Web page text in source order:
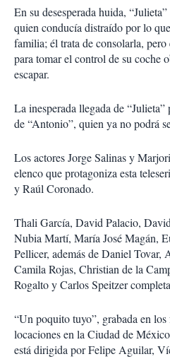
En su desesperada huida,
quien conducía distraído por lo
familia; él trata de consolarla,
para tomar el control de su coche
escapar.
La inesperada llegada de
de “Antonio”, quien ya no podrá
Los actores Jorge Salinas y
elenco que protagoniza esta
y Raúl Coronado.
Thali García, David Palacio,
Nubia Martí, María José Magán,
Pellicer, además de Daniel Tovar,
Camila Rojas, Christian de la
Rogalto y Carlos Speitzer
“Un poquito tuyo”, grabada en
locaciones en la Ciudad de
está dirigida por Felipe Aguilar,